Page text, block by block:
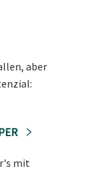
aber
mit